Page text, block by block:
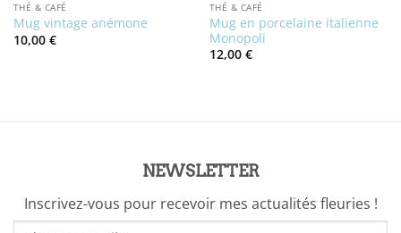
THÉ & CAFÉ
Mug vintage anémone
10,00 €
THÉ & CAFÉ
Mug en porcelaine italienne
Monopoli
12,00 €
NEWSLETTER
Inscrivez-vous pour recevoir mes actualités fleuries !